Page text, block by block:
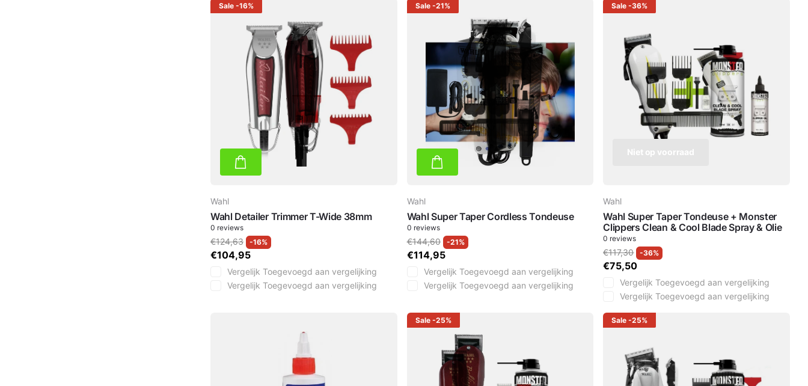
Sale -16%
Wahl
Wahl Detailer Trimmer T-Wide 38mm
0 reviews
€124,63 -16%
€104,95
Vergelijk Toegevoegd aan vergelijking
Vergelijk Toegevoegd aan vergelijking
Sale -21%
Wahl
Wahl Super Taper Cordless Tondeuse
0 reviews
€144,60 -21%
€114,95
Vergelijk Toegevoegd aan vergelijking
Vergelijk Toegevoegd aan vergelijking
Sale-36%
Niet op voorraad
Wahl
Wahl Super Taper Tondeuse + Monster
Clippers Clean & Cool Blade Spray & Olie
0 reviews
€117,30 -36%
€75,50
Vergelijk Toegevoegd aan vergelijking
Vergelijk Toegevoegd aan vergelijking
Sale -25% Sale-25%